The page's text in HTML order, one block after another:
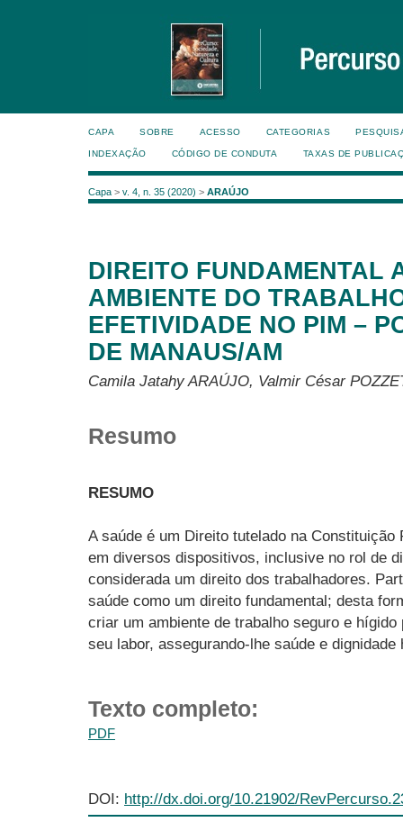
CAPA SOBRE ACESSO CATEGORIAS
INDEXAÇÃO CÓDIGO DE CONDUTA TAXAS DE
Capa > v. 4, n. 35 (2020) > ARAÚJO
DIREITO FUNDAMENTAL
AMBIENTE DO
EFETIVIDADE NO PIM –
DE MANAUS/AM
Camila Jatahy ARAÚJO, Valmir César
Resumo
RESUMO
A saúde é um Direito tutelado na Constituição
em diversos dispositivos, inclusive no rol de
considerada um direito dos trabalhadores.
saúde como um direito fundamental; desta
criar um ambiente de trabalho seguro e
seu labor, assegurando-lhe saúde e dignidade
Texto completo:
PDF
DOI: http://dx.doi.org/10.21902/